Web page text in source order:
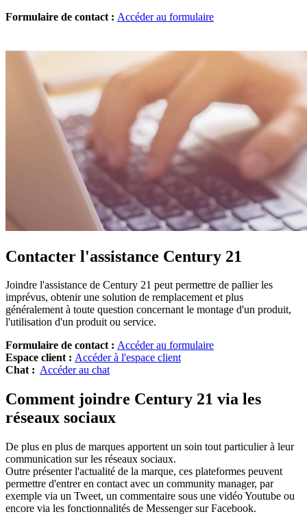
Formulaire de contact : Accéder au formulaire
Contacter l'assistance Century 21
Joindre l'assistance de Century 21 peut permettre de pallier les
imprévus, obtenir une solution de remplacement et plus
généralement à toute question concernant le montage d'un produit,
l'utilisation d'un produit ou service.
Formulaire de contact : Accéder au formulaire
Espace client : Accéder à l'espace client
Chat : Accéder au chat
Comment joindre Century 21 via les
réseaux sociaux
De plus en plus de marques apportent un soin tout particulier à leur
communication sur les réseaux sociaux.
Outre présenter l'actualité de la marque, ces plateformes peuvent
permettre d'entrer en contact avec un community manager, par
exemple via un Tweet, un commentaire sous une vidéo Youtube ou
encore via les fonctionnalités de Messenger sur Facebook.